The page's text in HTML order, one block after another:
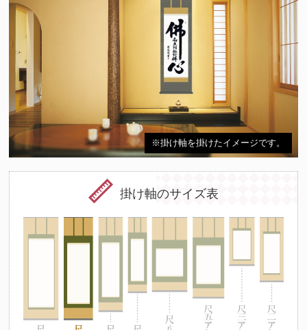
※掛け軸を掛けたイメージです。
掛け軸のサイズ表